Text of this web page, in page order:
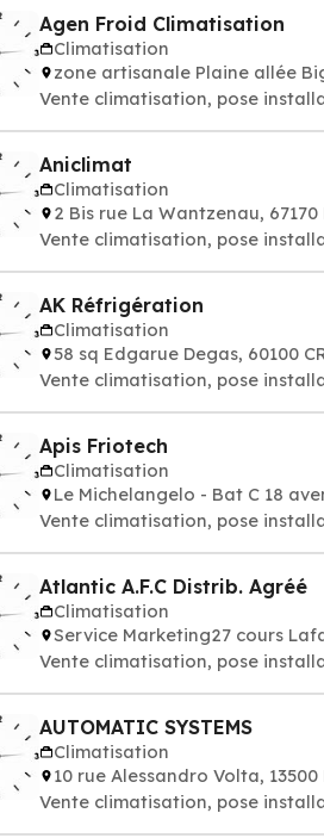
Agen Froid Climatisation
Climatisation
zone artisanale Plaine allée
Vente climatisation, pose
Aniclimat
Climatisation
2 Bis rue La Wantzenau, 67170
Vente climatisation, pose
AK Réfrigération
Climatisation
58 sq Edgarue Degas, 60100
Vente climatisation, pose
Apis Friotech
Climatisation
Le Michelangelo - Bat C 18
Vente climatisation, pose
Atlantic A.F.C Distrib. Agréé
Climatisation
Service Marketing27 cours
Vente climatisation, pose
AUTOMATIC SYSTEMS
Climatisation
10 rue Alessandro Volta, 13500
Vente climatisation, pose